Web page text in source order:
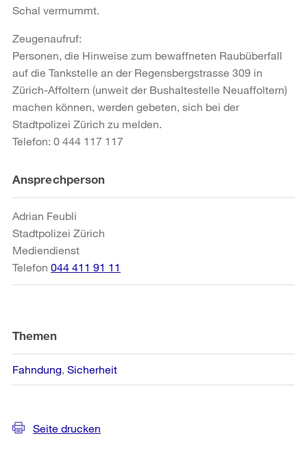
Schal vermummt.
Zeugenaufruf:
Personen, die Hinweise zum bewaffneten Raubüberfall
auf die Tankstelle an der Regensbergstrasse 309 in
Zürich-Affoltern (unweit der Bushaltestelle Neuaffoltern)
machen können, werden gebeten, sich bei der
Stadtpolizei Zürich zu melden.
Telefon: 0 444 117 117
Weitere
Informationen
Ansprechperson
Adrian Feubli
Stadtpolizei Zürich
Mediendienst
Telefon 044 411 91 11
Themen
Fahndung Sicherheit
Seite drucken